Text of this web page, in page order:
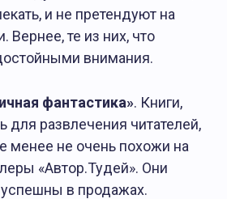
и не претендуют на
Вернее, те из них, что
внимания.
фантастика». Книги,
для развлечения читателей,
менее не очень похожи на
«Автор.Тудей». Они
в продажах.